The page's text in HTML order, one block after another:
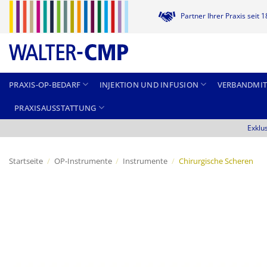
springen
Partner Ihrer Praxis seit
PRAXIS-OP-BEDARF INJEKTION UND INFUSION
PRAXISAUSSTATTUNG
Startseite / OP-Instrumente / Instrumente / Chirurgische Scheren